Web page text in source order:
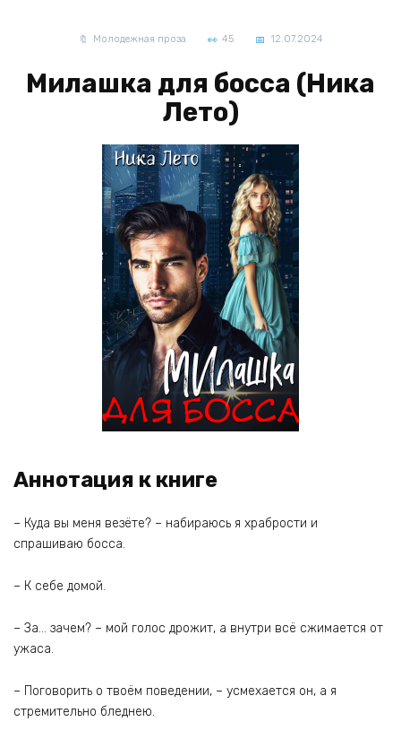
Молодежная проза 45 12.07.2024
Милашка для босса (Ника
Лето)
Аннотация к книге
– Куда вы меня везёте? – набираюсь я храбрости и
спрашиваю босса.
– К себе домой.
– За… зачем? – мой голос дрожит, а внутри всё сжимается от
ужаса.
– Поговорить о твоём поведении, – усмехается он, а я
стремительно бледнею.